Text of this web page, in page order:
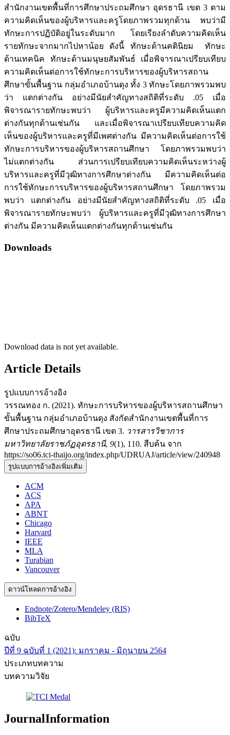
สำนักงานเขตพื้นที่การศึกษาประถมศึกษา อุดรธานี เขต 3 ตาม
ความคิดเห็นของผู้บริหารและครูโดยภาพรวมทุกด้าน พบว่ามี
ทักษะการปฏิบัติอยู่ในระดับมาก โดยเรียงลำดับความคิดเห็น
รายทักษะจากมากไปหาน้อย ดังนี้ ทักษะด้านคตินิยม ทักษะ
ด้านเทคนิค ทักษะด้านมนุษยสัมพันธ์ เมื่อพิจารณาเปรียบเทียบ
ความคิดเห็นต่อการใช้ทักษะการบริหารของผู้บริหารสถาน
ศึกษาขั้นพื้นฐาน กลุ่มอำเภอบ้านดุง ทั้ง 3 ทักษะโดยภาพรวมพบ
ว่า แตกต่างกัน อย่างมีนัยสำคัญทางสถิติที่ระดับ .05 เมื่อ
พิจารณารายทักษะพบว่า ผู้บริหารและครูมีความคิดเห็นแตก
ต่างกันทุกด้านเช่นกัน และเมื่อพิจารณาเปรียบเทียบความคิด
เห็นของผู้บริหารและครูที่มีเพศต่างกัน มีความคิดเห็นต่อการใช้
ทักษะการบริหารของผู้บริหารสถานศึกษา โดยภาพรวมพบว่า
ไม่แตกต่างกัน ส่วนการเปรียบเทียบความคิดเห็นระหว่างผู้
บริหารและครูที่มีวุฒิทางการศึกษาต่างกัน มีความคิดเห็นต่อ
การใช้ทักษะการบริหารของผู้บริหารสถานศึกษา โดยภาพรวม
พบว่า แตกต่างกัน อย่างมีนัยสำคัญทางสถิติที่ระดับ .05 เมื่อ
พิจารณารายทักษะพบว่า ผู้บริหารและครูที่มีวุฒิทางการศึกษา
ต่างกัน มีความคิดเห็นแตกต่างกันทุกด้านเช่นกัน
Downloads
Download data is not yet available.
Article Details
รูปแบบการอ้างอิง
วรรณทอง ก. (2021). ทักษะการบริหารของผู้บริหารสถานศึกษา
ขั้นพื้นฐาน กลุ่มอำเภอบ้านดุง สังกัดสำนักงานเขตพื้นที่การ
ศึกษาประถมศึกษาอุดรธานี เขต 3. วารสารวิชาการ
มหาวิทยาลัยราชภัฏอุดรธานี, 9(1), 110. สืบค้น จาก
https://so06.tci-thaijo.org/index.php/UDRUAJ/article/view/240948
รูปแบบการอ้างอิงเพิ่มเติม
ACM
ACS
APA
ABNT
Chicago
Harvard
IEEE
MLA
Turabian
Vancouver
ดาวน์โหลดการอ้างอิง
Endnote/Zotero/Mendeley (RIS)
BibTeX
ฉบับ
ปีที่ 9 ฉบับที่ 1 (2021): มกราคม - มิถุนายน 2564
ประเภทบทความ
บทความวิจัย
JournalInformation